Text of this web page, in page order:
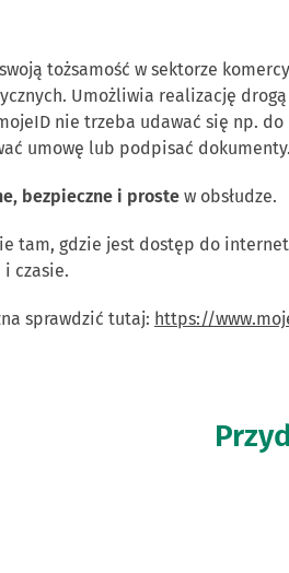
tożsamość w sektorze
Umożliwia realizację
nie trzeba udawać się np.
umowę lub podpisać dokumenty.
bezpieczne i proste w obsłudze.
tam, gdzie jest dostęp do
czasie.
sprawdzić tutaj: https://